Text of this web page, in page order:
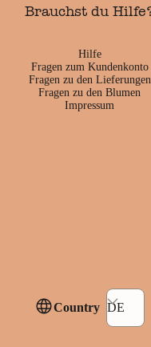
Brauchst du
Hilfe
Fragen zum Kundenkonto
Fragen zu den Lieferungen
Fragen zu den Blumen
Impressum
Country DE